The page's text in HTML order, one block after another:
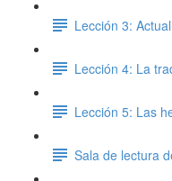
Lección 3:
Lección 4: La
Lección 5: Las
Sala de lectura